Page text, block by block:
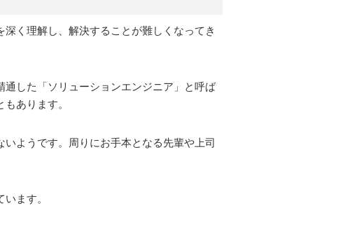
く理解し、解決することが難しくなってき
した「ソリューションエンジニア」と呼ば
あります。
ようです。周りにお手本となる先輩や上司
ます。